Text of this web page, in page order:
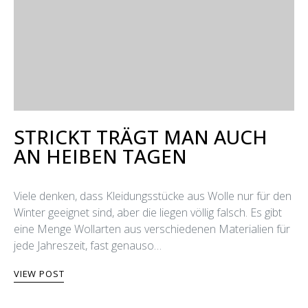
STRICKT TRÄGT MAN AUCH
AN HEIΒEN TAGEN
Viele denken, dass Kleidungsstücke aus Wolle nur für den
Winter geeignet sind, aber die liegen völlig falsch. Es gibt
eine Menge Wollarten aus verschiedenen Materialien für
jede Jahreszeit, fast genauso…
VIEW POST